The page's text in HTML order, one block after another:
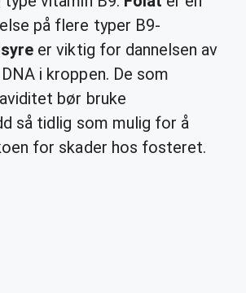
på flere typer B9-
er viktig for dannelsen av
i kroppen. De som
bør bruke
så tidlig som mulig for å
for skader hos fosteret.